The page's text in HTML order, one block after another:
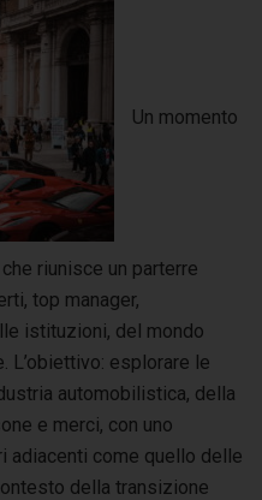
Un momento
riunisce un parterre
top manager,
istituzioni, del mondo
L’obiettivo: esplorare le
automobilistica, della
e merci, con uno
adiacenti come quello delle
della transizione